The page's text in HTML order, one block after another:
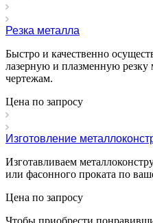
Резка металла
Быстро и качественно
лазерную и плазменную
чертежам.
Цена по запросу
Изготовление
Изготавливаем
или фасонного проката по
Цена по запросу
Чтобы приобрести